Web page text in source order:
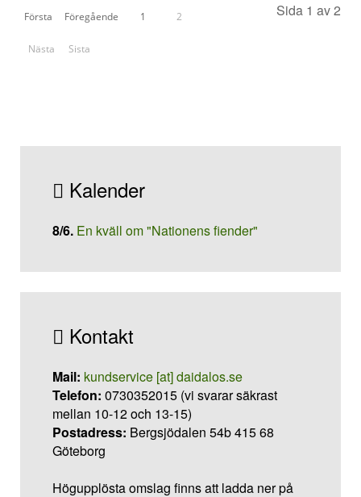
Första Föregående 1 2
Nästa Sista
Sida 1 av 2
Kalender
8/6. En kväll om "Nationens fiender"
Kontakt
Mail: kundservice [at] daidalos.se
Telefon: 0730352015 (vi svarar säkrast
mellan 10-12 och 13-15)
Postadress: Bergsjödalen 54b 415 68
Göteborg
Högupplösta omslag finns att ladda ner på